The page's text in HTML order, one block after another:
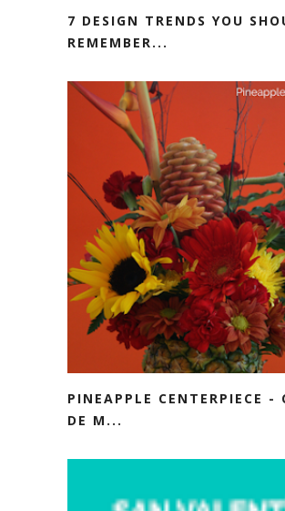
7 DESIGN TRENDS YOU
REMEMBER...
PINEAPPLE CENTERPIECE -
DE M...